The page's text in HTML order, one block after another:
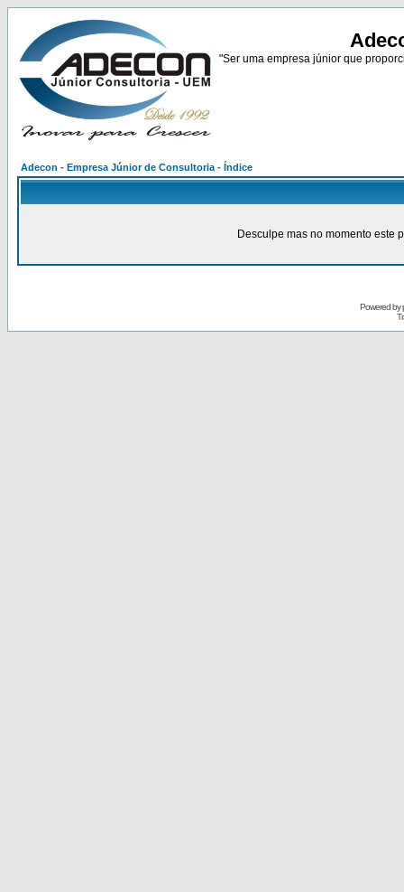
"Ser uma empresa júnior que
Adecon - Empresa Júnior de Consultoria - Índice
Desculpe mas no momento este
Powered by